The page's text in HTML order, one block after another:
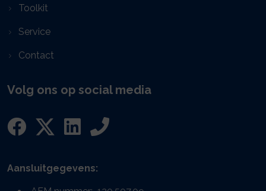
Toolkit
Service
Contact
Volg ons op social media
Aansluitgegevens: